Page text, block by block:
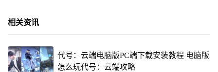
相关资讯
代号：云端电脑版PC端下载安装教程 电脑版
怎么玩代号：云端攻略